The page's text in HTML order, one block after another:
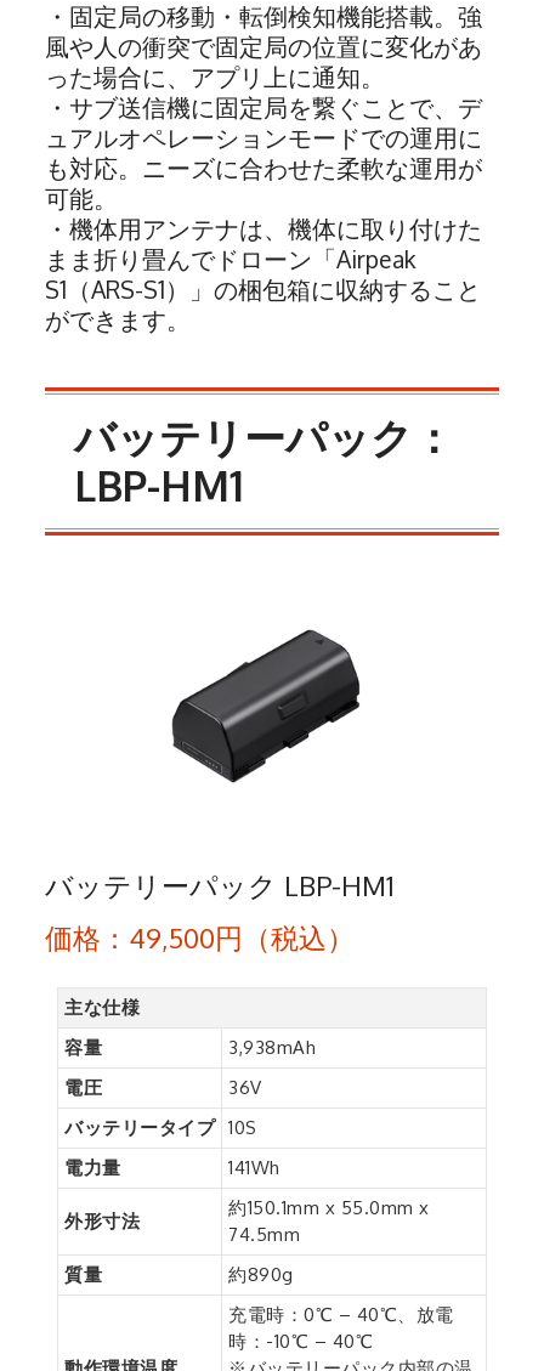
・固定局の移動・転倒検知機能搭載。強
風や人の衝突で固定局の位置に変化があ
った場合に、アプリ上に通知。
・サブ送信機に固定局を繋ぐことで、デ
ュアルオペレーションモードでの運用に
も対応。ニーズに合わせた柔軟な運用が
可能。
・機体用アンテナは、機体に取り付けた
まま折り畳んでドローン「Airpeak
S1（ARS-S1）」の梱包箱に収納すること
ができます。
バッテリーパック：
LBP-HM1
バッテリーパック LBP-HM1
価格：49,500円（税込）
主な仕様
容量
3,938mAh
電圧
36V
バッテリータイプ 10S
電力量
141Wh
外形寸法
約150.1mm x 55.0mm x
74.5mm
質量
約890g
充電時：0℃ – 40℃、放電
時：-10℃ – 40℃